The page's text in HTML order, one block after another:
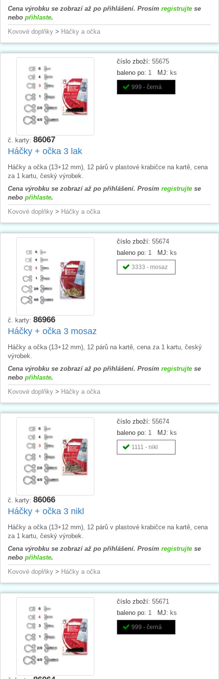
Cena výrobku se zobrazí až po přihlášení. Prosím registrujte se
nebo přihlaste.
Kovové doplňky > Háčky a očka
číslo zboží: 55675
baleno po: 1 MJ: ks
999 - černá
č. karty: 86067
Háčky + očka 3 lak
Háčky a očka (13+12 mm), 12 párů v plastové krabičce na kartě, cena
za 1 kartu, český výrobek.
Cena výrobku se zobrazí až po přihlášení. Prosím registrujte se
nebo přihlaste.
Kovové doplňky > Háčky a očka
číslo zboží: 55674
baleno po: 1 MJ: ks
3333 - mosaz
č. karty: 86966
Háčky + očka 3 mosaz
Háčky a očka (13+12 mm), 12 párů na kartě, cena za 1 kartu, český
výrobek.
Cena výrobku se zobrazí až po přihlášení. Prosím registrujte se
nebo přihlaste.
Kovové doplňky > Háčky a očka
číslo zboží: 55674
baleno po: 1 MJ: ks
1111 - nikl
č. karty: 86066
Háčky + očka 3 nikl
Háčky a očka (13+12 mm), 12 párů v plastové krabičce na kartě, cena
za 1 kartu, český výrobek.
Cena výrobku se zobrazí až po přihlášení. Prosím registrujte se
nebo přihlaste.
Kovové doplňky > Háčky a očka
číslo zboží: 55671
baleno po: 1 MJ: ks
999 - černá